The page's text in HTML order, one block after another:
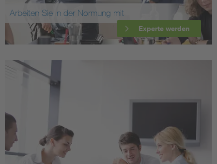
Arbeiten Sie in der Normung mit
Experte werden